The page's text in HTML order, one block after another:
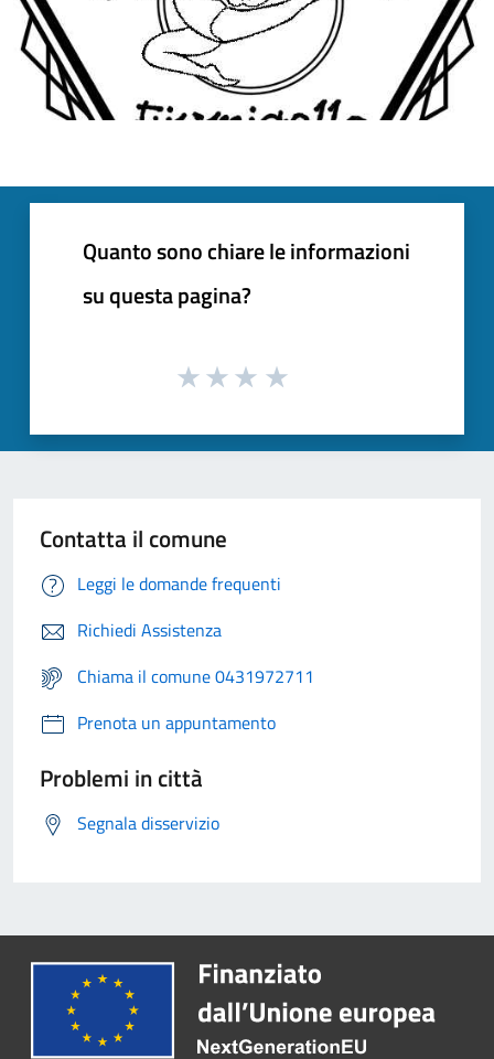
Quanto sono chiare le informazioni
su questa pagina?
Contatta il comune
Leggi le domande frequenti
Richiedi Assistenza
Chiama il comune 0431972711
Prenota un appuntamento
Problemi in città
Segnala disservizio